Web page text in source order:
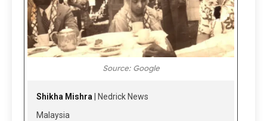
Source: Google
Shikha Mishra | Nedrick News
Malaysia